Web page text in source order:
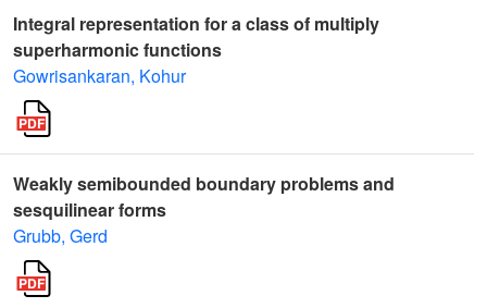
Integral representation for a class of multiply
superharmonic functions
Gowrisankaran, Kohur
Weakly semibounded boundary problems and
sesquilinear forms
Grubb, Gerd